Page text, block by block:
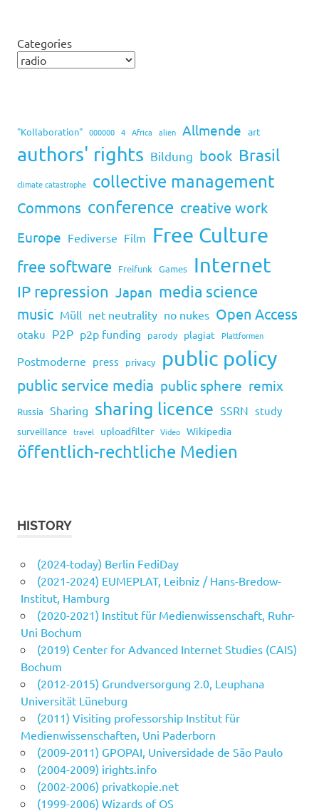
Categories
"Kollaboration" 000000 4 Africa alien Allmende art
authors' rights Bildung book Brasil
climate catastrophe collective management
Commons conference creative work
Europe Fediverse Film Free Culture
free software Freifunk Games Internet
IP repression Japan media science
music Müll net neutrality no nukes Open Access
otaku P2P p2p funding parody plagiat Plattformen
Postmoderne press privacy public policy
public service media public sphere remix
Russia Sharing sharing licence SSRN study
surveillance travel uploadfilter Video Wikipedia
öffentlich-rechtliche Medien
HISTORY
(2024-today) Berlin FediDay
(2021-2024) EUMEPLAT, Leibniz / Hans-Bredow-
Institut, Hamburg
(2020-2021) Institut für Medienwissenschaft, Ruhr-
Uni Bochum
(2019) Center for Advanced Internet Studies (CAIS)
Bochum
(2012-2015) Grundversorgung 2.0, Leuphana
Universität Lüneburg
(2011) Visiting professorship Institut für
Medienwissenschaften, Uni Paderborn
(2009-2011) GPOPAI, Universidade de São Paulo
(2004-2009) irights.info
(2002-2006) privatkopie.net
(1999-2006) Wizards of OS